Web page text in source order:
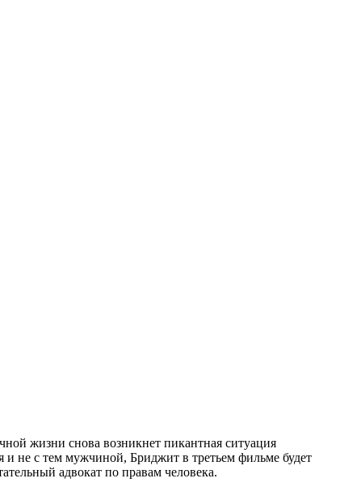
жизни снова возникнет пикантная ситуация
и не с тем мужчиной, Бриджит в третьем фильме будет
адвокат по правам человека.